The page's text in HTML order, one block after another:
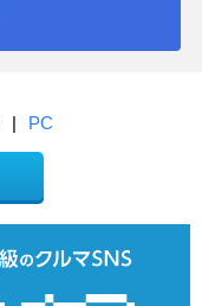
| PC